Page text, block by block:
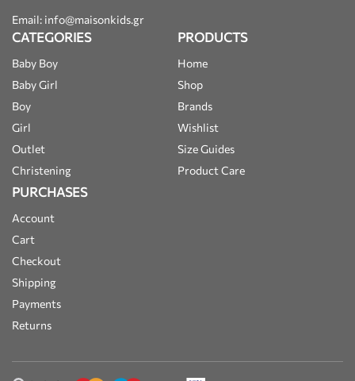
Email: info@maisonkids.gr
CATEGORIES
Baby Boy
Baby Girl
Boy
Girl
Outlet
Christening
PRODUCTS
Home
Shop
Brands
Wishlist
Size Guides
Product Care
PURCHASES
Account
Cart
Checkout
Shipping
Payments
Returns